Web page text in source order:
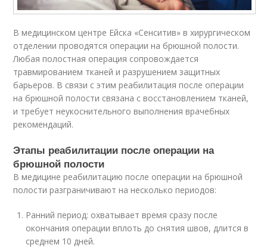
В медицинском центре Ейска «Сенситив» в хирургическом
отделении проводятся операции на брюшной полости.
Любая полостная операция сопровождается
травмированием тканей и разрушением защитных
барьеров. В связи с этим реабилитация после операции
на брюшной полости связана с восстановлением тканей,
и требует неукоснительного выполнения врачебных
рекомендаций.
Этапы реабилитации после операции на
брюшной полости
В медицине реабилитацию после операции на брюшной
полости разграничивают на несколько периодов:
Ранний период: охватывает время сразу после
окончания операции вплоть до снятия швов, длится в
среднем 10 дней.